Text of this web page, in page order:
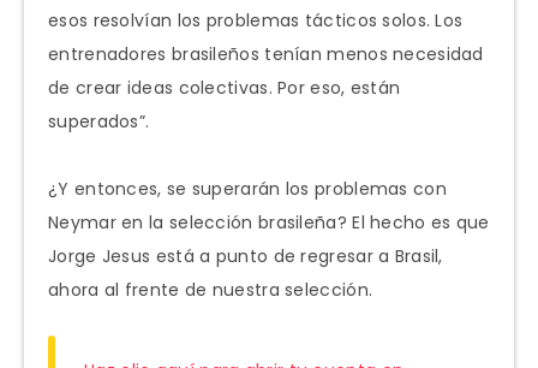
esos resolvían los problemas tácticos solos. Los
entrenadores brasileños tenían menos necesidad
de crear ideas colectivas. Por eso, están
superados”.
¿Y entonces, se superarán los problemas con
Neymar en la selección brasileña? El hecho es que
Jorge Jesus está a punto de regresar a Brasil,
ahora al frente de nuestra selección.